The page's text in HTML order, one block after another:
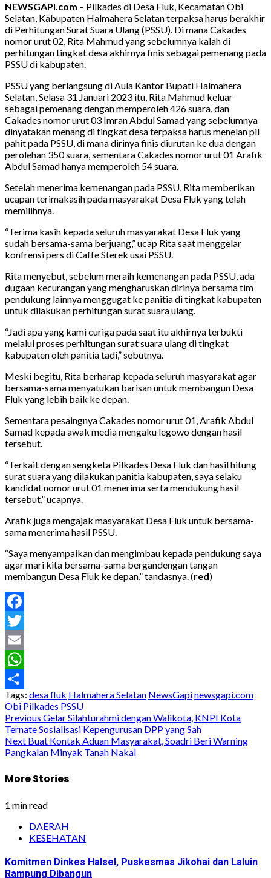
NEWSGAPI.com – Pilkades di Desa Fluk, Kecamatan Obi
Selatan, Kabupaten Halmahera Selatan terpaksa harus berakhir
di Perhitungan Surat Suara Ulang (PSSU). Di mana Cakades
nomor urut 02, Rita Mahmud yang sebelumnya kalah di
perhitungan tingkat desa akhirnya finis sebagai pemenang pada
PSSU di kabupaten.
PSSU yang berlangsung di Aula Kantor Bupati Halmahera
Selatan, Selasa 31 Januari 2023 itu, Rita Mahmud keluar
sebagai pemenang dengan memperoleh 426 suara, dan
Cakades nomor urut 03 Imran Abdul Samad yang sebelumnya
dinyatakan menang di tingkat desa terpaksa harus menelan pil
pahit pada PSSU, di mana dirinya finis diurutan ke dua dengan
perolehan 350 suara, sementara Cakades nomor urut 01 Arafik
Abdul Samad hanya memperoleh 54 suara.
Setelah menerima kemenangan pada PSSU, Rita memberikan
ucapan terimakasih pada masyarakat Desa Fluk yang telah
memilihnya.
“Terima kasih kepada seluruh masyarakat Desa Fluk yang
sudah bersama-sama berjuang,” ucap Rita saat menggelar
konfrensi pers di Caffe Sterek usai PSSU.
Rita menyebut, sebelum meraih kemenangan pada PSSU, ada
dugaan kecurangan yang mengharuskan dirinya bersama tim
pendukung lainnya menggugat ke panitia di tingkat kabupaten
untuk dilakukan perhitungan surat suara ulang.
“Jadi apa yang kami curiga pada saat itu akhirnya terbukti
melalui proses perhitungan surat suara ulang di tingkat
kabupaten oleh panitia tadi,” sebutnya.
Meski begitu, Rita berharap kepada seluruh masyarakat agar
bersama-sama menyatukan barisan untuk membangun Desa
Fluk yang lebih baik ke depan.
Sementara pesaingnya Cakades nomor urut 01, Arafik Abdul
Samad kepada awak media mengaku legowo dengan hasil
tersebut.
“Terkait dengan sengketa Pilkades Desa Fluk dan hasil hitung
surat suara yang dilakukan panitia kabupaten, saya selaku
kandidat nomor urut 01 menerima serta mendukung hasil
tersebut,” ucapnya.
Arafik juga mengajak masyarakat Desa Fluk untuk bersama-
sama menerima hasil PSSU.
“Saya menyampaikan dan mengimbau kepada pendukung saya
agar mari kita bersama-sama bergandengan tangan
membangun Desa Fluk ke depan,” tandasnya. (red)
Facebook
Twitter
Email
WhatsApp
Share
Tags: desa fluk Halmahera Selatan NewsGapinewsgapi.com
Obi Pilkades PSSU
Post
navigation
Previous Gelar Silahturahmi dengan Walikota, KNPI Kota
Ternate Sosialisasi Kepengurusan DPP yang Sah
Next Buat Kontak Aduan Masyarakat, Soadri Beri Warning
Pangkalan Minyak Tanah Nakal
More Stories
1 min read
DAERAH
KESEHATAN
Komitmen Dinkes Halsel, Puskesmas Jikohai dan Laluin
Rampung Dibangun